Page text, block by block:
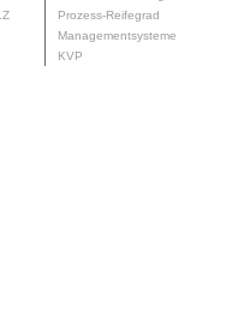
Prozess-Reifegrad
Managementsysteme
KVP